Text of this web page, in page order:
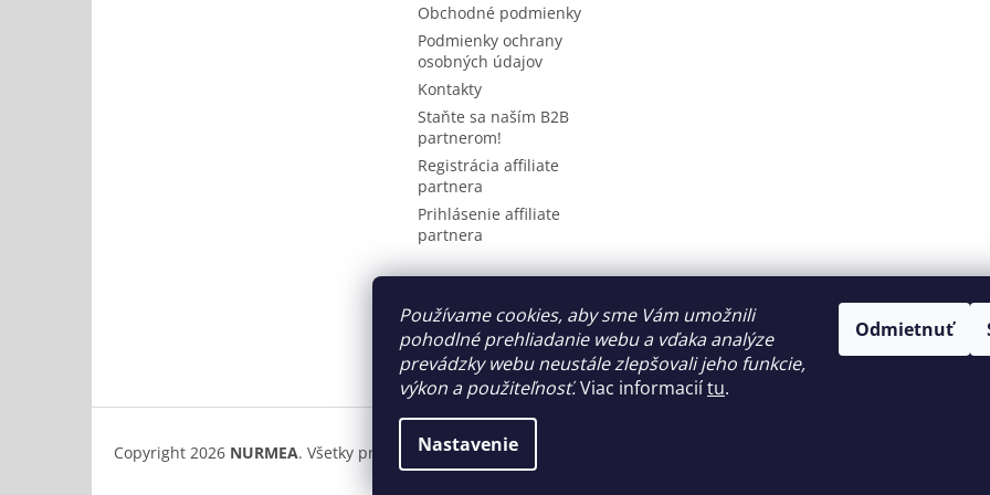
Používame cookies, aby sme Vám umožnili
pohodlné prehliadanie webu a vďaka analýze
prevádzky webu neustále zlepšovali jeho funkcie,
výkon a použiteľnosť.Viac informaciítu.
Nastavenie
Odmietnuť
Obchodné podmienky
Podmienky ochrany
osobných údajov
Kontakty
Staňte sa naším B2B
partnerom!
Registrácia affiliate
partnera
Prihlásenie affiliate
partnera
PREKLADY BEZ HRANÍC (PREKLADY A TLMOČENIE) WOLT Bratislava
Copyright 2026 NURMEA. Všetky práva vyhradené.Upraviť nastavenie cookies